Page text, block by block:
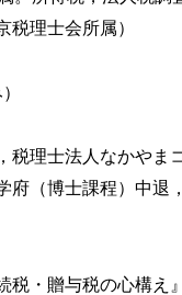
計算
等の金額の税額計算
等の金額の税額計算
の特例
要
税理士会所属）
税理士法人なかやま
府（博士課程）中
税・贈与税の心構え